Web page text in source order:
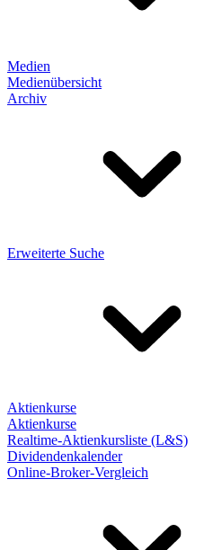
Medien
Medienübersicht
Archiv
Erweiterte Suche
Aktienkurse
Aktienkurse
Realtime-Aktienkursliste (L&S)
Dividendenkalender
Online-Broker-Vergleich